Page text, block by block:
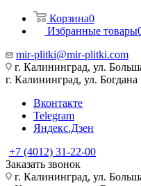
Корзина0
Избранные товары
mir-plitki@mir-plitki.com
г. Калининград, ул.
г. Калининград, ул.
Вконтакте
Telegram
Яндекс.Дзен
+7 (4012) 31-22-00
Заказать звонок
г. Калининград, ул.